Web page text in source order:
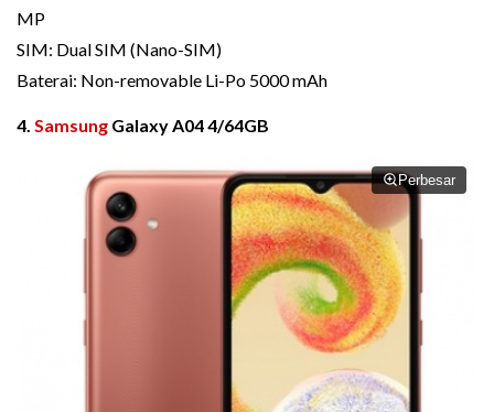
MP
SIM: Dual SIM (Nano-SIM)
Baterai: Non-removable Li-Po 5000 mAh
4. Samsung Galaxy A04 4/64GB
Perbesar